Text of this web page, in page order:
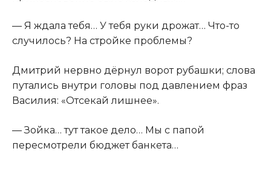
— Я ждала тебя… У тебя руки дрожат… Что-то
случилось? На стройке проблемы?
Дмитрий нервно дёрнул ворот рубашки; слова
путались внутри головы под давлением фраз
Василия: «Отсекай лишнее».
— Зойка… тут такое дело… Мы с папой
пересмотрели бюджет банкета…